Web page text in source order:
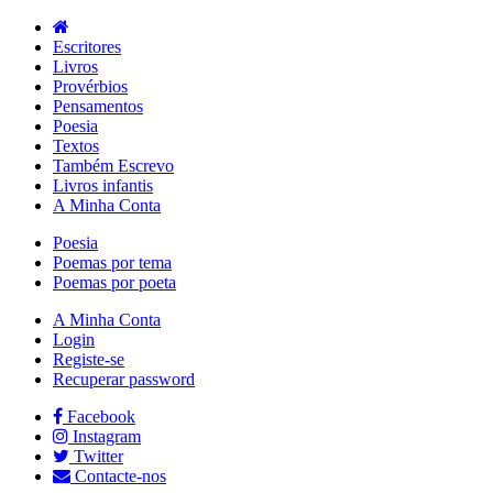
Escritores
Livros
Provérbios
Pensamentos
Poesia
Textos
Também Escrevo
Livros infantis
A Minha Conta
Poesia
Poemas por tema
Poemas por poeta
A Minha Conta
Login
Registe-se
Recuperar password
Facebook
Instagram
Twitter
Contacte-nos